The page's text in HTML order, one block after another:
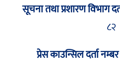
सूचना तथा प्रशारण विभाग
८२
प्रेस काउन्सिल दर्ता